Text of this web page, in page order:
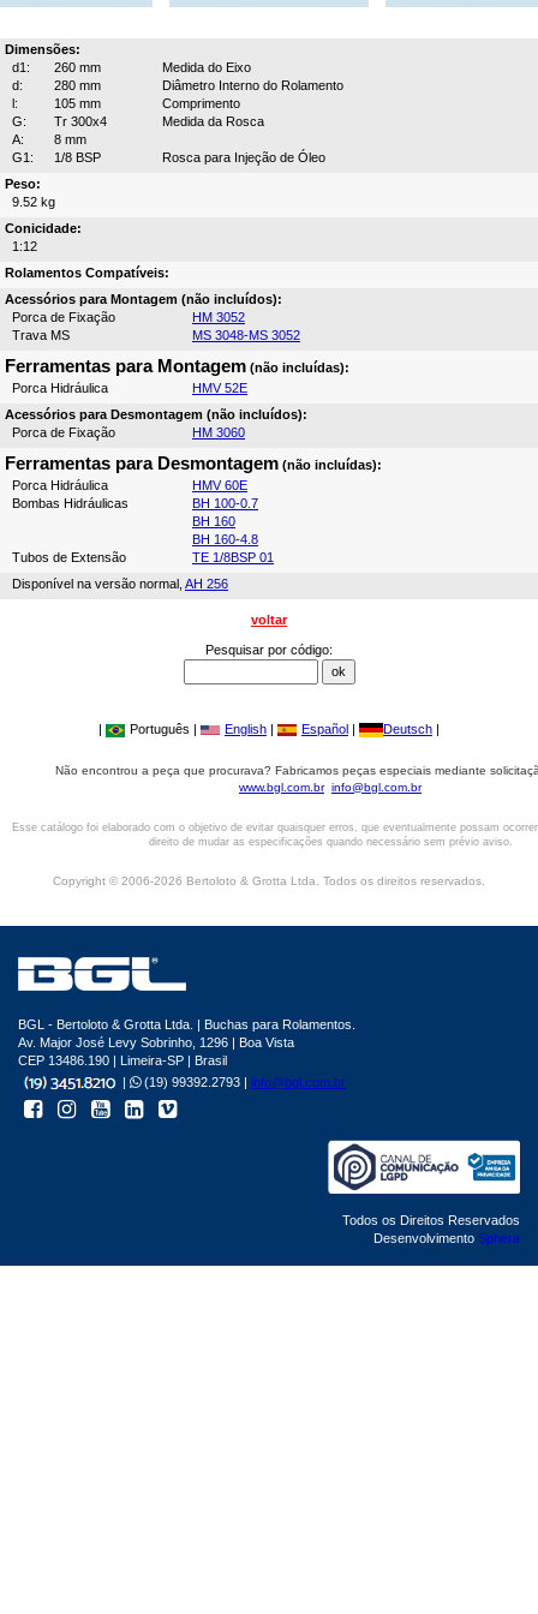
Dimensões:
d1:
260 mm
Medida do Eixo
d:
280 mm
Diâmetro Interno do Rolamento
l:
105 mm
Comprimento
G:
Tr 300x4
Medida da Rosca
A:
8 mm
G1:
1/8 BSP
Rosca para Injeção de Óleo
Peso:
9.52 kg
Conicidade:
1:12
Rolamentos Compatíveis:
Acessórios para Montagem (não incluídos):
Porca de Fixação
HM 3052
Trava MS
MS 3048-MS 3052
Ferramentas para Montagem (não incluídas):
Porca Hidráulica
HMV 52E
Acessórios para Desmontagem (não incluídos):
Porca de Fixação
HM 3060
Ferramentas para Desmontagem (não incluídas):
Porca Hidráulica
HMV 60E
Bombas Hidráulicas
BH 100-0.7
BH 160
BH 160-4.8
Tubos de Extensão
TE 1/8BSP 01
Disponível na versão normal, AH 256
voltar
Pesquisar por código:
| Português | English | Español | Deutsch |
Não encontrou a peça que procurava? Fabricamos peças especiais mediante
www.bgl.com.br info@bgl.com.br
Esse catálogo foi elaborado com o objetivo de evitar quaisquer erros, que eventualmente possam
direito de mudar as especificações quando necessário sem prévio aviso.
Copyright © 2006-2026 Bertoloto & Grotta Ltda. Todos os direitos reservados.
BGL - Bertoloto & Grotta Ltda. | Buchas para Rolamentos.
Av. Major José Levy Sobrinho, 1296 | Boa Vista
CEP 13486.190 | Limeira-SP | Brasil
|
(19) 99392.2793 | info@bgl.com.br
Todos os Direitos Reservados
Desenvolvimento Sphera